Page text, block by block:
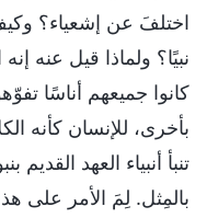
اختلفَ عن إشعياء؟
نبيًا؟ ولماذا قيل عنه
كانوا جميعهم أناسًا
بأخرى، للإنسان كأنه
تنبأ أنبياء العهد
بالمِثل. لِمَ الأمر على